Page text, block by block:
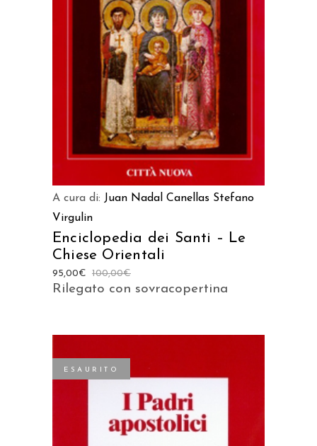
AGGIUNGI AL CARRELLO
A cura di: Juan Nadal Canellas Stefano
Virgulin
Enciclopedia dei Santi – Le
Chiese Orientali
100,00€
95,00€
Rilegato con sovracopertina
ESAURITO